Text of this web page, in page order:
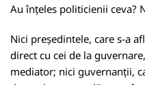
Au înțeles politicienii ceva?
Nici președintele, care s-a
direct cu cei de la
mediator; nici guvernanții,